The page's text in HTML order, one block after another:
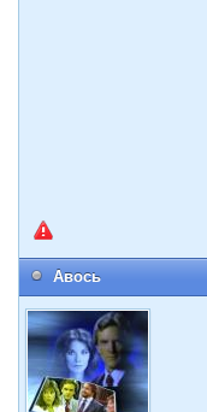
Авось